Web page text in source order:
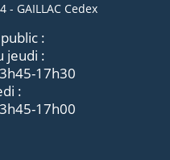
- GAILLAC Cedex
:
jeudi :
17h30
:
17h00